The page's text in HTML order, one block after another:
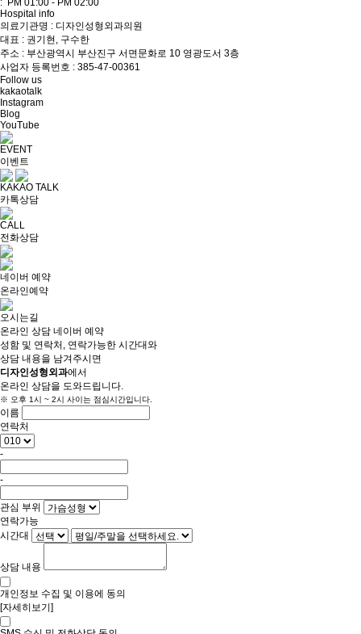
: PM 01:00 - PM 02:00
Hospital info
의료기관명 : 디자인성형외과의원
대표 : 권기현, 구수한
주소 : 부산광역시 부산진구 서면문화로 10 영광도서 3층
사업자 등록번호 : 385-47-00361
Follow us
kakaotalk
Instagram
Blog
YouTube
EVENT
이벤트
KAKAO TALK
카톡상담
CALL
전화상담
네이버 예약
온라인예약
오시는길
온라인 상담 네이버 예약
성함 및 연락처, 연락가능한 시간대와
상담 내용을 남겨주시면
디자인성형외과에서
온라인 상담을 도와드립니다.
※ 오후 1시 ~ 2시 사이는 점심시간입니다.
이름
연락처
-
-
관심 부위
연락가능
시간대
상담 내용
개인정보 수집 및 이용에 동의
[자세히보기]